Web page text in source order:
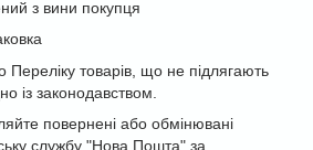
з вини покупця
Переліку товарів, що не підлягають
із законодавством.
повернені або обмінювані
службу "Нова Пошта" за